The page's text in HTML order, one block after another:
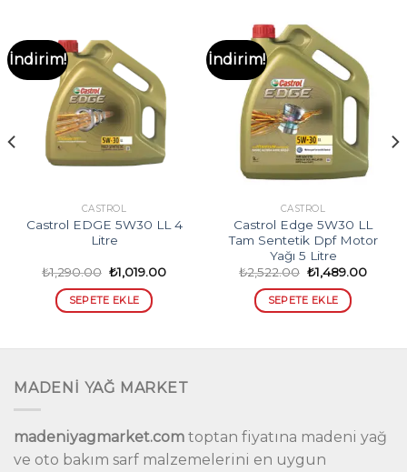
İndirim!
CASTROL
Castrol EDGE 5W30 LL 4
Litre
₺1,290.00 Orijinal
fiyat:
₺1,290.00.
₺1,019.00Şu
SEPETE EKLE
İndirim!
CASTROL
Castrol Edge 5W30 LL
Tam Sentetik Dpf Motor
Yağı 5 Litre
₺2,522.00 Orijinal
fiyat:
₺2,522.00.
₺1,489.00Şu
SEPETE EKLE
MADENİ YAĞ MARKET
madeniyagmarket.com toptan fiyatına madeni yağ
ve oto bakım sarf malzemelerini en uygun